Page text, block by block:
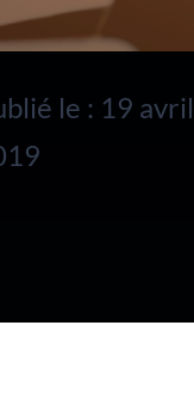
le : 19 avril